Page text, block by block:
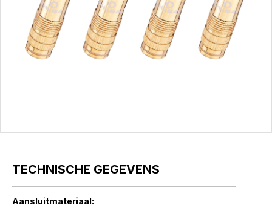
TECHNISCHE GEGEVENS
Aansluitmateriaal: